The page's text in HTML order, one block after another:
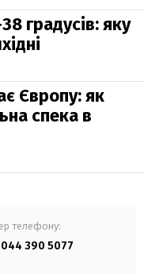
градусів: яку
Європу: як
спека в
телефону:
390 5077